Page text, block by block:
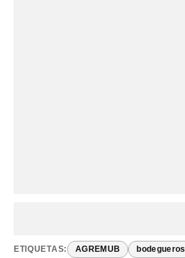
ETIQUETAS: AGREMUB bodegueros